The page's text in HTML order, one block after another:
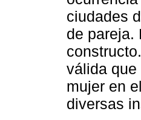
ciudades
de pareja.
válida
mujer en
diversas